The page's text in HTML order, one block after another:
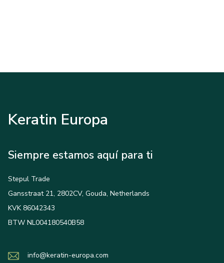
Keratin Europa
Siempre estamos aquí para ti
Stepul Trade
Gansstraat 21, 2802CV, Gouda, Netherlands
KVK 86042343
BTW NL004180540B58
info@keratin-europa.com